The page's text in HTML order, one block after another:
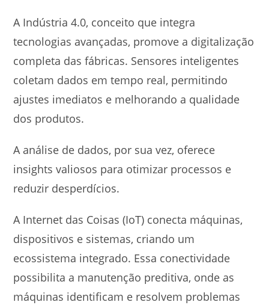
A Indústria 4.0, conceito que integra
tecnologias avançadas, promove a digitalização
completa das fábricas. Sensores inteligentes
coletam dados em tempo real, permitindo
ajustes imediatos e melhorando a qualidade
dos produtos.
A análise de dados, por sua vez, oferece
insights valiosos para otimizar processos e
reduzir desperdícios.
A Internet das Coisas (IoT) conecta máquinas,
dispositivos e sistemas, criando um
ecossistema integrado. Essa conectividade
possibilita a manutenção preditiva, onde as
máquinas identificam e resolvem problemas